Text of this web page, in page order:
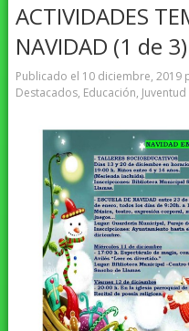
ACTIVIDADES
NAVIDAD (1 de 3)
Publicado el 10 diciembre, 2019
Destacados, Educación, Juventud